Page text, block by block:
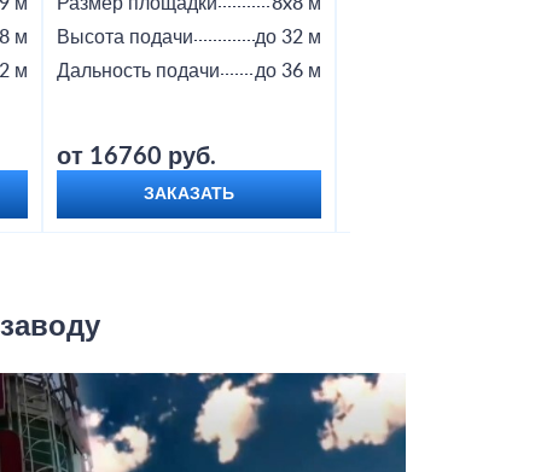
м
м
Высота подачи
до 32 м
Дальность подачи
до 36 м
от 16760 руб.
ЗАКАЗАТЬ